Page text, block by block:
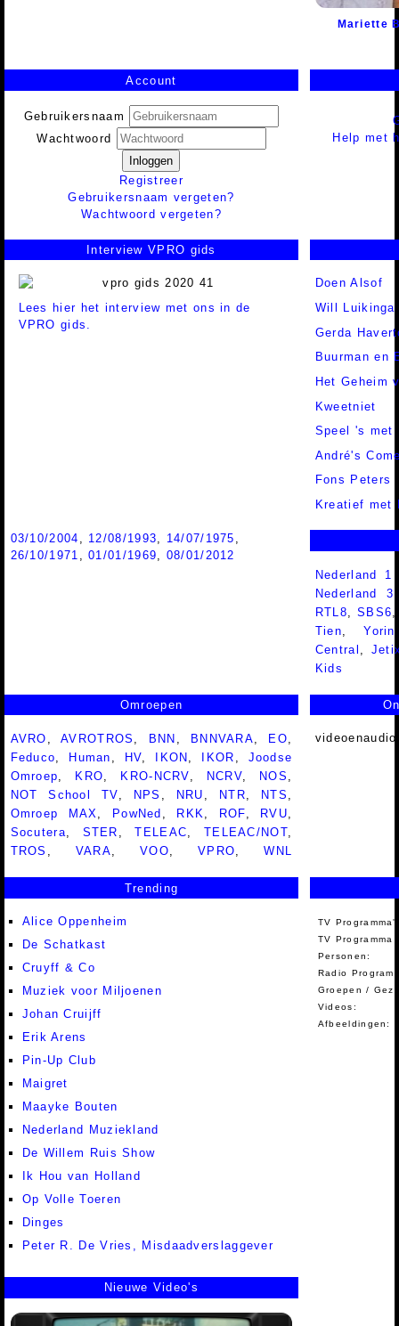
Mariette
Account
Gebruikersnaam
Wachtwoord
Inloggen
Registreer
Gebruikersnaam vergeten?
Wachtwoord vergeten?
Help met
Interview VPRO gids
Lees hier het interview met ons in de
VPRO gids.
Doen Alsof
Will Luikinga
Gerda
Buurman en
Het Geheim
Kweetniet
Speel 's met
André's
Fons Peters
Kreatief met
03/10/2004 , 12/08/1993, 14/07/1975 ,
26/10/1971 ,01/01/1969, 08/01/2012
Nederland 1
Nederland
RTL8 ,SBS6
Tien ,Yorin
Central
Kids
Omroepen
AVRO ,AVROTROS , BNN , BNNVARA, EO,
Feduco, Human , HV, IKON , IKOR , Joodse
Omroep, KRO, KRO-NCRV, NCRV, NOS ,
NOT School TV, NPS , NRU , NTR, NTS ,
Omroep MAX, PowNed , RKK, ROF, RVU,
Socutera, STER ,TELEAC, TELEAC/NOT,
TROS , VARA,VOO,VPRO,WNL
Trending
Alice Oppenheim
De Schatkast
Cruyff & Co
Muziek voor Miljoenen
Johan Cruijff
Erik Arens
Pin-Up Club
Maigret
Maayke Bouten
Nederland Muziekland
De Willem Ruis Show
Ik Hou van Holland
Op Volle Toeren
Dinges
Peter R. De Vries, Misdaadverslaggever
TV
TV Programma
Personen:
Radio
Groepen /
Videos:
Afbeeldingen:
Nieuwe Video's